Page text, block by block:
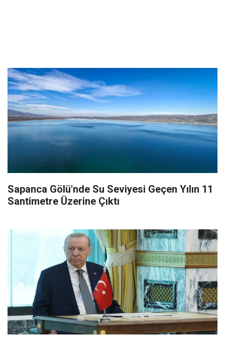
Sapanca Gölü'nde Su Seviyesi Geçen Yılın 11
Santimetre Üzerine Çıktı